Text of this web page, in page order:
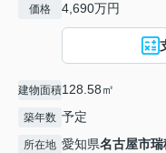
価格 4,690万円
建物面積128.58㎡
築年数 予定
所在地 愛知県名古屋市瑞